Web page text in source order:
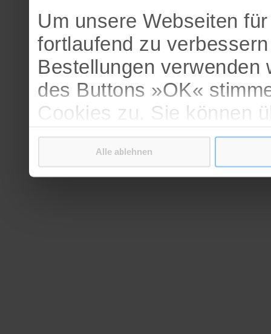
Um unsere Webseiten
fortlaufend zu
Bestellungen
des Buttons »OK«
Cookies zu. Sie können
verschiedenen Cookies
bestätigen.
Weitere Informationen
Alle ablehnen